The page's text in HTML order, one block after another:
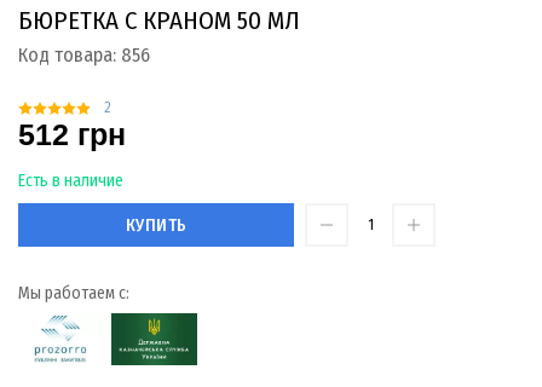
БЮРЕТКА С КРАНОМ 50 МЛ
Код товара: 856
2
512 грн
Есть в наличие
КУПИТЬ
Мы работаем с: